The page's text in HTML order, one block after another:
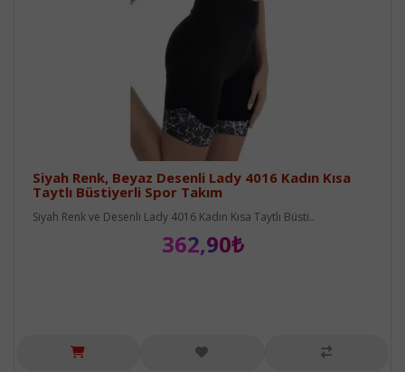
Siyah Renk, Beyaz Desenli Lady 4016 Kadın Kısa
Taytlı Büstiyerli Spor Takım
Siyah Renk ve Desenli Lady 4016 Kadın Kısa Taytlı Büsti..
362,90₺